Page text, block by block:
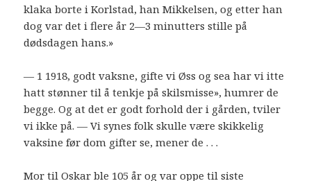
klaka borte i Korlstad, han Mikkelsen, og etter han
dog var det i flere år 2—3 minutters stille på
dødsdagen hans.»
— 1 1918, godt vaksne, gifte vi Øss og sea har vi itte
hatt stønner til å tenkje på skilsmisse», humrer de
begge. Og at det er godt forhold der i gården, tviler
vi ikke på. — Vi synes folk skulle være skikkelig
vaksine før dom gifter se, mener de . . .
Mor til Oskar ble 105 år og var oppe til siste